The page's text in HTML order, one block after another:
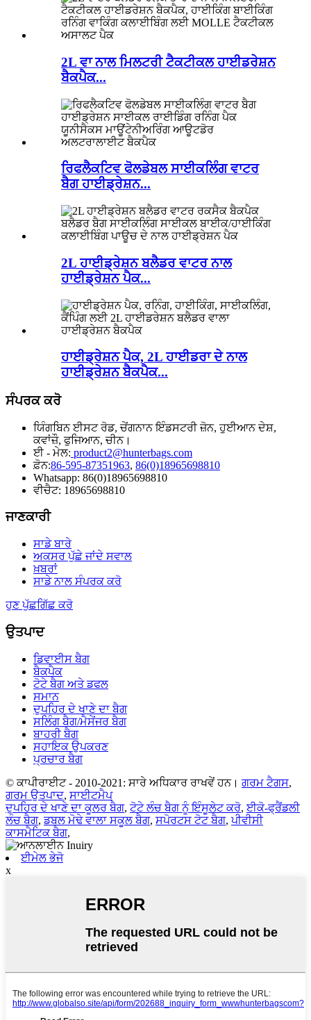
2L ਵਾ ਨਾਲ ਮਿਲਟਰੀ ਟੈਕਟੀਕਲ ਹਾਈਡਰੇਸ਼ਨ
ਬੈਕਪੈਕ...
ਰਿਫਲੈਕਟਿਵ ਫੋਲਡੇਬਲ ਸਾਈਕਲਿੰਗ ਵਾਟਰ
ਬੈਗ ਹਾਈਡ੍ਰੇਸ਼ਨ...
2L ਹਾਈਡ੍ਰੇਸ਼ਨ ਬਲੈਡਰ ਵਾਟਰ ਨਾਲ
ਹਾਈਡ੍ਰੇਸ਼ਨ ਪੈਕ...
ਹਾਈਡ੍ਰੇਸ਼ਨ ਪੈਕ, 2L ਹਾਈਡਰਾ ਦੇ ਨਾਲ
ਹਾਈਡ੍ਰੇਸ਼ਨ ਬੈਕਪੈਕ...
ਸੰਪਰਕ ਕਰੋ
ਯਿੰਗਬਿਨ ਈਸਟ ਰੋਡ, ਚੇਂਗਨਾਨ ਇੰਡਸਟਰੀ ਜ਼ੋਨ, ਹੁਈਆਨ ਦੇਸ਼,
ਕਵਾਂਜ਼ੌ, ਫੁਜਿਆਨ, ਚੀਨ।
ਈ - ਮੇਲ: product2@hunterbags.com
ਫ਼ੋਨ:86-595-87351963, 86(0)18965698810
Whatsapp: 86(0)18965698810
ਵੀਚੈਟ: 18965698810
ਜਾਣਕਾਰੀ
ਸਾਡੇ ਬਾਰੇ
ਅਕਸਰ ਪੁੱਛੇ ਜਾਂਦੇ ਸਵਾਲ
ਖ਼ਬਰਾਂ
ਸਾਡੇ ਨਾਲ ਸੰਪਰਕ ਕਰੋ
ਹੁਣ ਪੁੱਛਗਿੱਛ ਕਰੋ
ਉਤਪਾਦ
ਡਿਵਾਈਸ ਬੈਗ
ਬੈਕਪੈਕ
ਟੋਟੇ ਬੈਗ ਅਤੇ ਡਫਲ
ਸਮਾਨ
ਦੁਪਹਿਰ ਦੇ ਖਾਣੇ ਦਾ ਬੈਗ
ਸਲਿੰਗ ਬੈਗ/ਮੈਸੇਂਜਰ ਬੈਗ
ਬਾਹਰੀ ਬੈਗ
ਸਹਾਇਕ ਉਪਕਰਣ
ਪ੍ਰਚਾਰ ਬੈਗ
© ਕਾਪੀਰਾਈਟ - 2010-2021: ਸਾਰੇ ਅਧਿਕਾਰ ਰਾਖਵੇਂ ਹਨ। ਗਰਮ ਟੈਗਸ,
ਗਰਮ ਉਤਪਾਦ, ਸਾਈਟਮੈਪ
ਦੁਪਹਿਰ ਦੇ ਖਾਣੇ ਦਾ ਕੂਲਰ ਬੈਗ, ਟੋਟੇ ਲੰਚ ਬੈਗ ਨੂੰ ਇੰਸੂਲੇਟ ਕਰੋ,ਈਕੋ-ਫ੍ਰੈਂਡਲੀ
ਲੰਚ ਬੈਗ,ਡਬਲ ਮੋਢੇ ਵਾਲਾ ਸਕੂਲ ਬੈਗ, ਸਪੋਰਟਸ ਟੋਟ ਬੈਗ,ਪੀਵੀਸੀ
ਕਾਸਮੈਟਿਕ ਬੈਗ,
ਈਮੇਲ ਭੇਜੋ
x